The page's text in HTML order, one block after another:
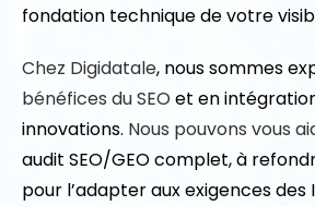
fondation technique de votre
Chez Digidatale, nous sommes
bénéfices du SEOet en
innovations. Nous pouvons vous
audit SEO/GEO complet, à
pour l’adapter aux exigences